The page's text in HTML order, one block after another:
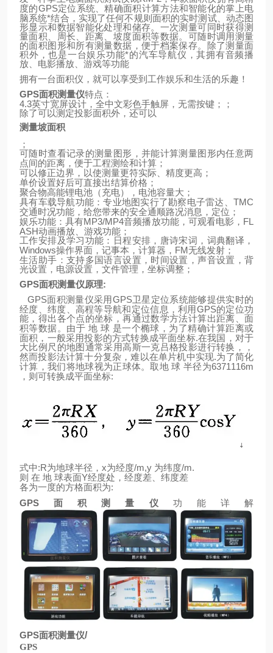
度的GPS定位系统、精确面积计算方法和智能化的掌上电
脑系统*结合，实现了任何不规则面积的实时测试、动态图
形显示和数据智能化处理和储存。一次测量可同时获得测
量面积、周长、距离、坡度面积等数据。可随时调用测量
的面积图形和所有测量数据，便于档案保存。除了测量面
积外，也是一台娱乐功能*的汽车导航仪，其拥有音频播
放、电影播放、游戏等功能
拥有一台面积仪，就可以享受到工作娱乐和生活的乐趣！
GPS面积测量仪特点：
4.3英寸宽屏设计，全中文彩色手触屏，无需按键；；
除了可以测定投影面积外，还可以
测量坡面积
；
可随时查看记录的测量图形，并能计算测量图形内任意两
点间的距离，便于工程测绘和计算；
可以修正边界，以使测量更符实际、精度更高；
单价设置好后可直接出结算价格；
聚合物高能锂电池（充电），电池容量大；
具有车载导航功能：专业地图实行了勘察电子雷达、 TMC
交通时况功能，给您带来的安全通顺路况消息，定位；
娱乐功能：具有MP3/MP4音频播放功能，可观看电影， FL
ASH动画播放、游戏功能；
工作安排及学习功能：日程安排，唐诗宋词，词典翻译，
Windows操作界面，记事本，计算器， FM无线发射；
生活助手：支持多国语言设置，时间设置，声音设置，背
光设置，电源设置，文件管理，坐标调整；
GPS面积测量仪原理:
GPS面积测量仪采用GPS卫星定位系统能够提供实时的
经度、纬度、高程等导航和定位信息，利用GPS的定位功
能，得出各个点的坐标，再通过数学方法计算出距离、面
积等数据。由于 地 球 是一个椭球，为了精确计算距离或
面积，一般采用投影的方式转换成平面坐标.在我国，对于
大比例尺的地图通常采用高斯一克吕格投影进行转换，，
然而投影法计算十分复杂，难以在单片机中实现.为了简化
计算，我们将地球视为正球体。取地 球 半径为6371116m
，则可转换成平面坐标:
式中:R为地球半径， x为经度/m,y 为纬度/m.
则 在 地 球表面Y经度处，经度差、纬度差
各为一度的方格面积为:
GPS 面积测量仪 功能详解
GPS面积测量仪/
GPS